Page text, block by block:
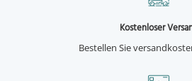
Kostenloser
Bestellen Sie